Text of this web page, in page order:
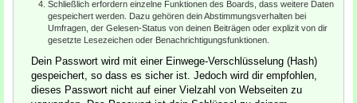
Schließlich erfordern einzelne Funktionen des Boards, dass weitere Daten
gespeichert werden. Dazu gehören dein Abstimmungsverhalten bei
Umfragen, der Gelesen-Status von deinen Beiträgen oder explizit von dir
gesetzte Lesezeichen oder Benachrichtigungsfunktionen.
Dein Passwort wird mit einer Einwege-Verschlüsselung (Hash)
gespeichert, so dass es sicher ist. Jedoch wird dir empfohlen,
dieses Passwort nicht auf einer Vielzahl von Webseiten zu